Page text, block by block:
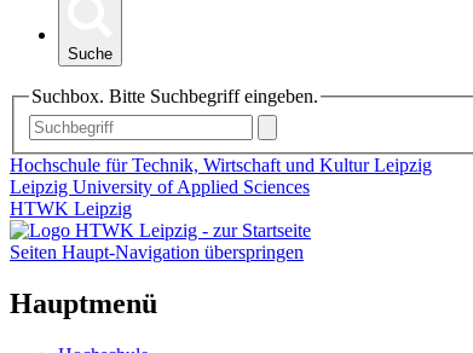
Suche
Suchbox. Bitte Suchbegriff eingeben.
Hochschule für Technik, Wirtschaft und Kultur Leipzig
Leipzig University of Applied Sciences
HTWK Leipzig
Seiten Haupt-Navigation überspringen
Hauptmenü